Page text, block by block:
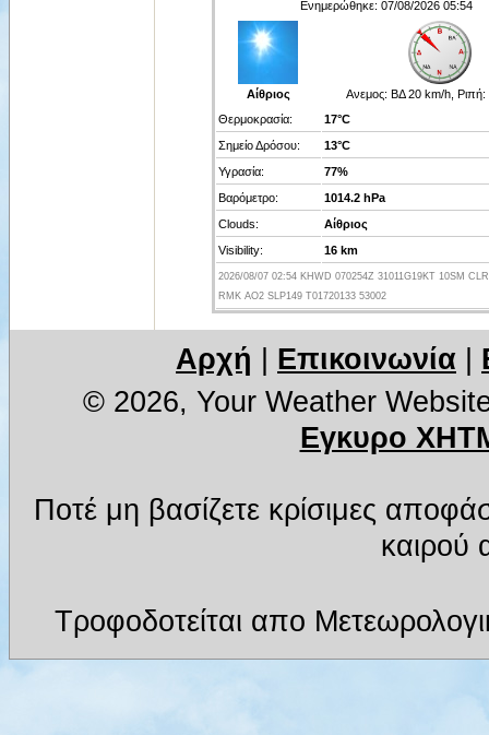
Ενημερώθηκε: 07/08/2026 05:54
Αίθριος Ανεμος: ΒΔ 20 km/h, Ριπή:
Θερμοκρασία:
17°C
Σημείο Δρόσου:
13°C
Υγρασία:
77%
Βαρόμετρο:
1014.2 hPa
Clouds:
Αίθριος
Visibility:
16 km
2026/08/07 02:54 KHWD 070254Z 31011G19KT 10SM
RMK AO2 SLP149 T01720133 53002
Αρχή Επικοινωνία
© 2026, Your Weather
Εγκυρο
Ποτέ μη βασίζετε κρίσιμες
καιρού
Τροφοδοτείται απο